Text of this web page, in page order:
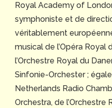
Royal Academy of
symphoniste et de
véritablement
musical de l’Opéra Royal
l’Orchestre Royal du
Sinfonie-Orchester ;
Netherlands Radio
Orchestra, de l’Orchestre